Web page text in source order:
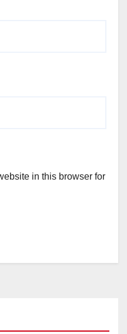
in this browser for